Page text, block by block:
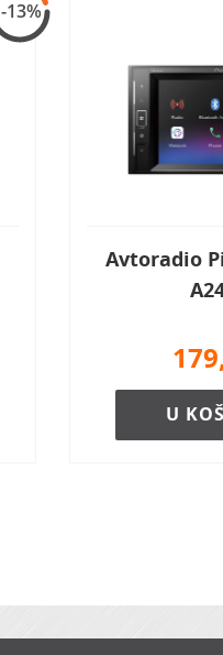
-13%
Avtoradio
U